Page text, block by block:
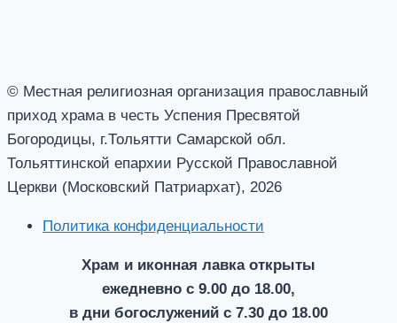
© Местная религиозная организация православный
приход храма в честь Успения Пресвятой
Богородицы, г.Тольятти Самарской обл.
Тольяттинской епархии Русской Православной
Церкви (Московский Патриархат), 2026
Политика конфиденциальности
Храм и иконная лавка открыты
ежедневно с 9.00 до 18.00,
в дни богослужений с 7.30 до 18.00